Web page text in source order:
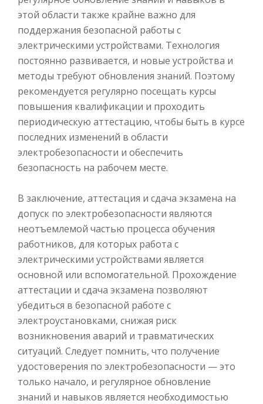
этой области также крайне важно для
поддержания безопасной работы с
электрическими устройствами. Технология
постоянно развивается, и новые устройства и
методы требуют обновления знаний. Поэтому
рекомендуется регулярно посещать курсы
повышения квалификации и проходить
периодическую аттестацию, чтобы быть в курсе
последних изменений в области
электробезопасности и обеспечить
безопасность на рабочем месте.
В заключение, аттестация и сдача экзамена на
допуск по электробезопасности являются
неотъемлемой частью процесса обучения
работников, для которых работа с
электрическими устройствами является
основной или вспомогательной. Прохождение
аттестации и сдача экзамена позволяют
убедиться в безопасной работе с
электроустановками, снижая риск
возникновения аварий и травматических
ситуаций. Следует помнить, что получение
удостоверения по электробезопасности — это
только начало, и регулярное обновление
знаний и навыков является необходимостью